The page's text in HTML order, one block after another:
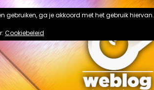
gebruiken, ga je akkoord met het gebruik hiervan.
Cookiebeleid